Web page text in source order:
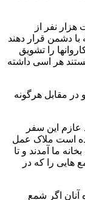
نفر از
دشمن قرار دهند
را تشویق
هر اسی داشته
در مقابل هرگونه
عازم این سفر
شده است ملاک عمل
شب بخانه ما آمدند و تا
را که در
آنان اگر شمع